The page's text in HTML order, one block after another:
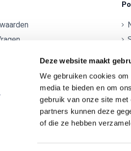
Deze website maakt
We gebruiken cookies
media te bieden en om
gebruik van onze site
partners kunnen deze
of die ze hebben
AVG/GDPR